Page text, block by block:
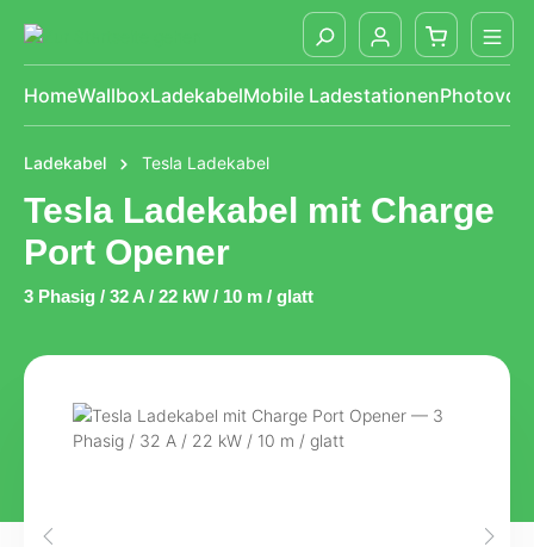
springen
HomeWallboxLadekabelMobile Ladestationen
Ladekabel Tesla Ladekabel
Tesla Ladekabel mit Charge
Port Opener
3 Phasig / 32 A / 22 kW / 10 m / glatt
Bildergalerie überspringen